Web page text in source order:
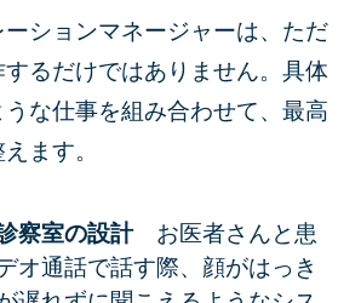
ションマネージャーは、ただ
るだけではありません。具体
な仕事を組み合わせて、最高
ます。
察室の設計 お医者さんと患
オ通話で話す際、顔がはっき